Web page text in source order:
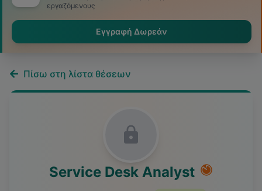
εργαζόμενους
Εγγραφή Δωρεάν
Πίσω στη λίστα θέσεων
Service Desk Analyst